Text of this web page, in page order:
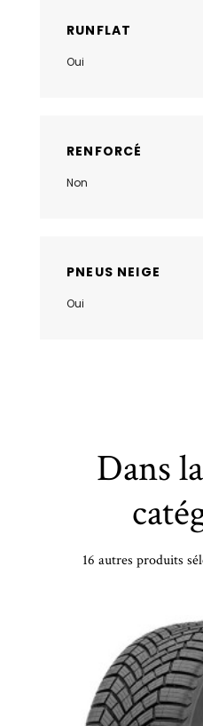
RUNFLAT
Oui
RENFORCÉ
Non
PNEUS NEIGE
Oui
Dans
16 autres produits